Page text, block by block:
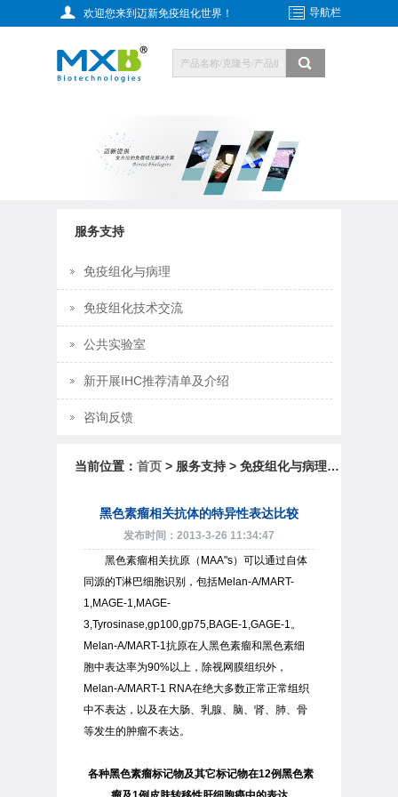
欢迎您来到迈新免疫组化世界！ 导航栏
服务支持
免疫组化与病理
免疫组化技术交流
公共实验室
新开展IHC推荐清单及介绍
咨询反馈
当前位置： 首页 > 服务支持 > 免疫组化与病理 > 免疫组化与病理诊断
黑色素瘤相关抗体的特异性表达比较
发布时间：2013-3-26 11:34:47
黑色素瘤相关抗原（MAA"s）可以通过自体
同源的T淋巴细胞识别，包括Melan-A/MART-
1,MAGE-1,MAGE-
3,Tyrosinase,gp100,gp75,BAGE-1,GAGE-1。
Melan-A/MART-1抗原在人黑色素瘤和黑色素细
胞中表达率为90%以上，除视网膜组织外，
Melan-A/MART-1 RNA在绝大多数正常正常组织
中不表达，以及在大肠、乳腺、脑、肾、肺、骨
等发生的肿瘤不表达。
各种黑色素瘤标记物及其它标记物在12例黑色素